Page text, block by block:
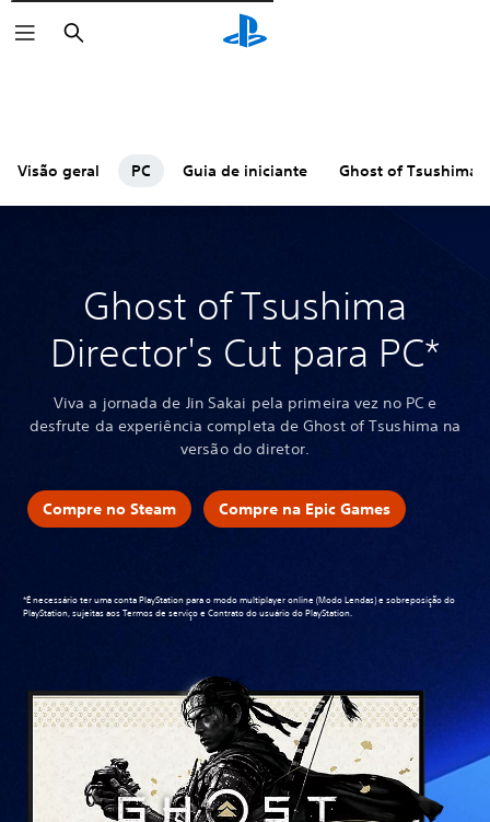
Pesquisar
Visão geral PC Guia de iniciante Ghost of Tsushima:
Ghost of Tsushima
Director's Cut para PC*
Viva a jornada de Jin Sakai pela primeira vez no PC e
desfrute da experiência completa de Ghost of Tsushima na
versão do diretor.
Compre no Steam Compre na Epic Games
*É necessário ter uma conta PlayStation para o modo multiplayer online (Modo Lendas) e sobreposição do
PlayStation, sujeitas aosTermos de serviço e Contrato do usuário do PlayStation.